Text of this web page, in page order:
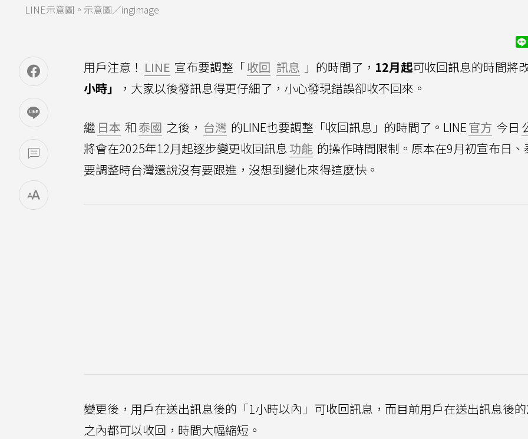
LINE示意圖。示意圖／ingimage
用戶注意！ LINE 宣布要調整「收回 訊息 」的時間了， 12月起可收回訊息的時間將
小時」
，大家以後發訊息得更仔細了，小心發現錯誤卻收不回來。
繼 日本 和泰國 之後， 台灣 的LINE也要調整「收回訊息」的時間了。LINE官方 今日
將會在2025年12月起逐步變更收回訊息功能 的操作時間限制。原本在9月初宣布日、
要調整時台灣還說沒有要跟進，沒想到變化來得這麼快。
變更後，用戶在送出訊息後的「1小時以內」可收回訊息，而目前用戶在送出訊息後
之內都可以收回，時間大幅縮短。